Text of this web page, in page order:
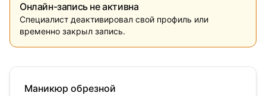
Онлайн-запись не активна
Специалист деактивировал свой профиль или
временно закрыл запись.
Маникюр обрезной